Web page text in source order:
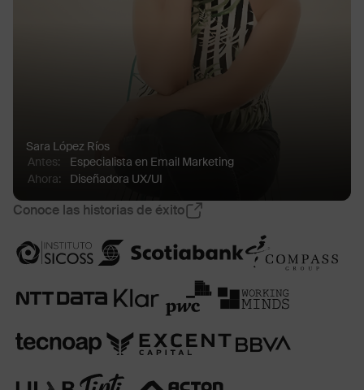
Conoce las historias de éxito
Sara López Ríos
Antes:
Especialista en Email Marketing
Ahora: Diseñadora UX/UI